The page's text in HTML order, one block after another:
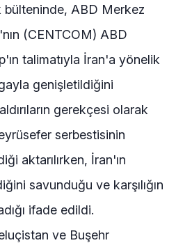
bülteninde, ABD Merkez
(CENTCOM) ABD
talimatıyla İran'a yönelik
genişletildiğini
gerekçesi olarak
serbestisinin
aktarılırken, İran'ın
savunduğu ve karşılığın
ifade edildi.
ve Buşehr